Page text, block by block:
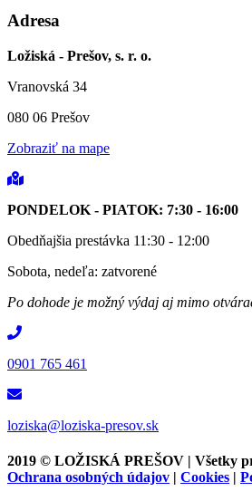
Adresa
Ložiská - Prešov, s. r. o.
Vranovská 34
080 06 Prešov
Zobraziť na mape
PONDELOK - PIATOK: 7:30 - 16:00
Obedňajšia prestávka 11:30 - 12:00
Sobota, nedeľa: zatvorené
Po dohode je možný výdaj aj mimo
0901 765 461
loziska@loziska-presov.sk
2019 © LOŽISKÁ PREŠOV | Všetky
Ochrana osobných údajov | Cookies |